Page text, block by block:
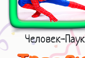
Человек-Паук